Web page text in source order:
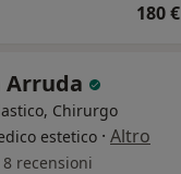
180 €
Arruda
Chirurgo
estetico · Altro
8 recensioni